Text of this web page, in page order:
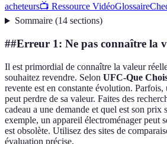
acheteurs📺 Ressource VidéoGlossaire
Sommaire(14 sections)
##Erreur 1: Ne pas connaître la
Il est primordial de connaître la valeur
souhaitez revendre. Selon UFC-Que
revente est en constante évolution. Parfois,
peut perdre de sa valeur. Faites des
cadeau a une demande et quel est son prix
exemple, un appareil électroménager peut
est obsolète. Utilisez des sites de
évaluation précise.